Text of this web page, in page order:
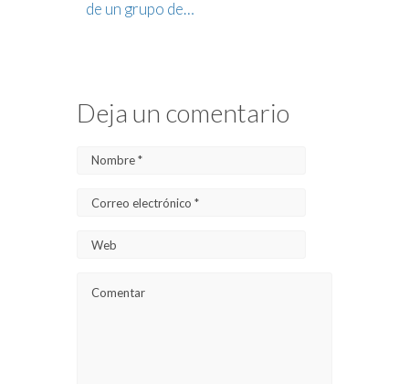
de un grupo de…
Deja un comentario